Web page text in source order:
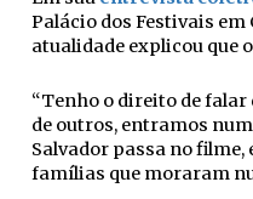
Palácio dos Festivais
atualidade explicou que
“Tenho o direito de
de outros, entramos
Salvador passa no
famílias que moraram